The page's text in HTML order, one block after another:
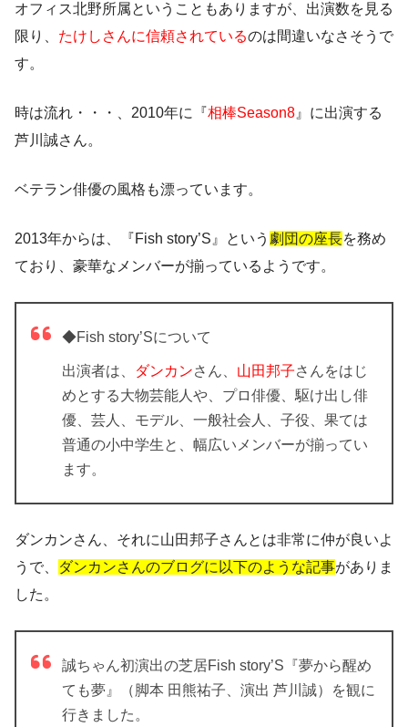
オフィス北野所属ということもありますが、出演数を見る
限り、 たけしさんに信頼されているのは間違いなさそうで
す。
時は流れ・・・、2010年に『相棒Season8 』に出演する
芦川誠さん。
ベテラン俳優の風格も漂っています。
2013年からは、『Fish story’S』という 劇団の座長を務め
ており、豪華なメンバーが揃っているようです。
◆Fish story’Sについて
出演者は、 ダンカンさん、 山田邦子さんをはじ
めとする大物芸能人や、プロ俳優、駆け出し俳
優、芸人、モデル、一般社会人、子役、果ては
普通の小中学生と、幅広いメンバーが揃ってい
ます。
ダンカンさん、それに山田邦子さんとは非常に仲が良いよ
うで、
ダンカンさんのブログに以下のような記事がありま
した。
誠ちゃん初演出の芝居Fish story’S『夢から醒め
ても夢』（脚本 田熊祐子、演出 芦川誠）を観に
行きました。